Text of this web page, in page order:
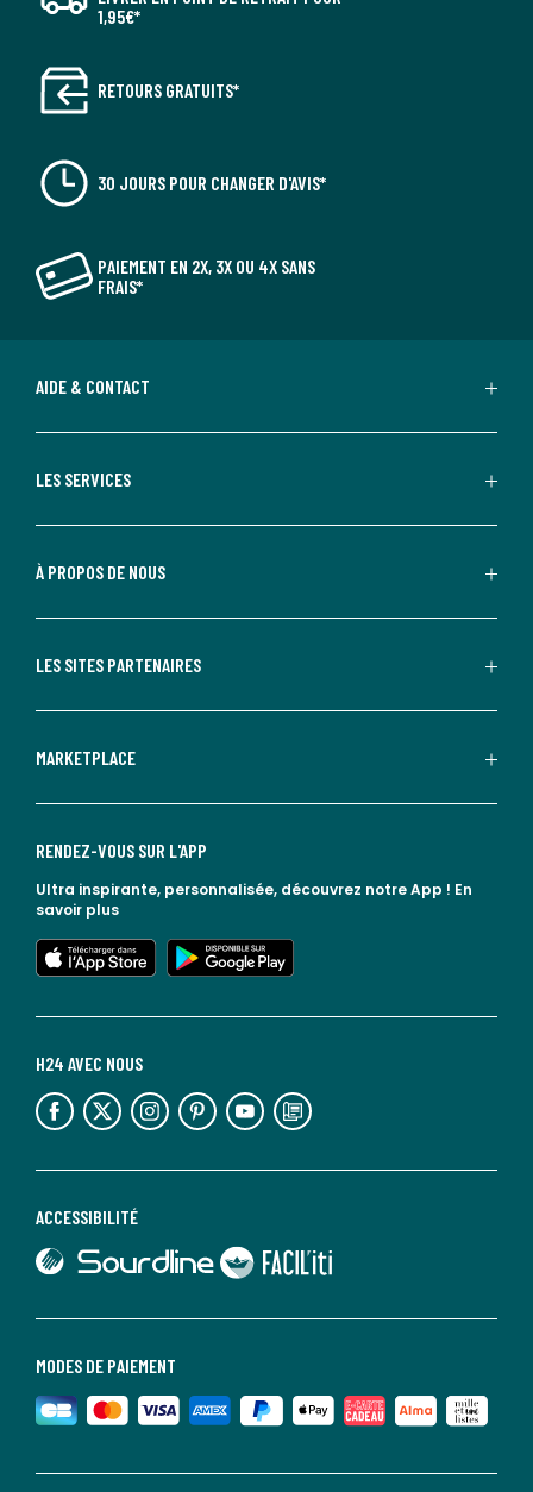
1,95€*
RETOURS GRATUITS*
30 JOURS POUR CHANGER D'AVIS*
PAIEMENT EN 2X, 3X OU 4X SANS
FRAIS*
AIDE & CONTACT
LES SERVICES
À PROPOS DE NOUS
LES SITES PARTENAIRES
MARKETPLACE
MODES DE PAIEMENT
ACCESSIBILITÉ
lien vers Sourdline
lien vers Faciliti
H24 AVEC NOUS
lien vers l'espace réseaux sociaux lien vers l'espace réseaux sociaux lien vers l'espace réseaux sociaux lien vers l'espace réseaux sociaux lien vers l'espace réseaux sociaux lien vers le blog la redoute
RENDEZ-VOUS SUR L'APP
Ultra inspirante, personnalisée, découvrez notre App ! En
savoir plus
lien vers l'app store
lien vers google play